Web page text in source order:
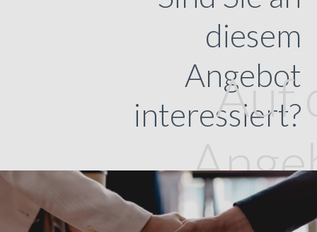
diesem
Angebot
interessiert?
Auf